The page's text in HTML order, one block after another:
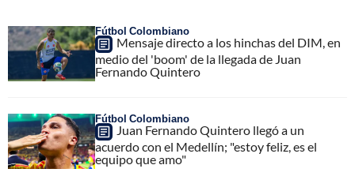
Fútbol Colombiano
Mensaje directo a los hinchas del DIM, en
medio del 'boom' de la llegada de Juan
Fernando Quintero
Fútbol Colombiano
Juan Fernando Quintero llegó a un
acuerdo con el Medellín; "estoy feliz, es el
equipo que amo"